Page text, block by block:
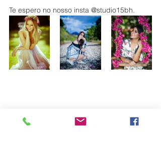
Te espero no nosso insta @studio15bh.